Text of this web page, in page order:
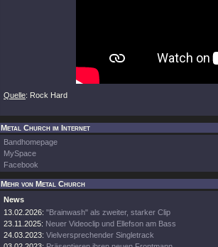
Quelle: Rock Hard
Metal Church im Internet
Bandhomepage
MySpace
Facebook
Mehr von Metal Church
News
13.02.2026: "Brainwash" als zweiter, starker Clip
23.11.2025: Neuer Videoclip und Ellefson am Bass
24.03.2023: Vielversprechender Singletrack